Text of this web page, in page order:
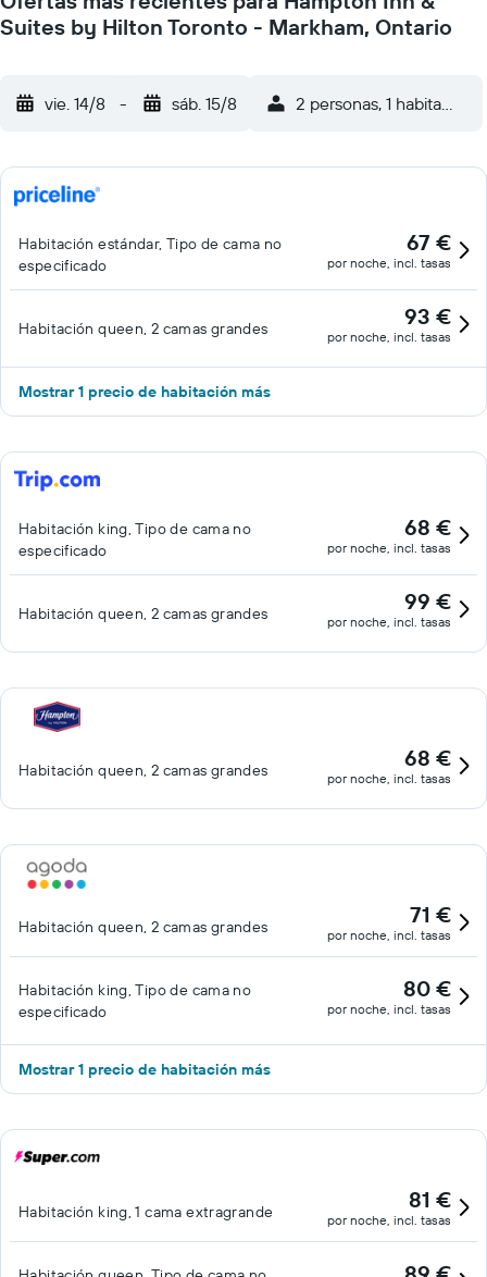
limpieza todos los días y es posible solicitar secador de pelo. Los
servicios de ocio y esparcimiento en este hotel incluyen una
Suites by Hilton Toronto - Markham, Ontario
vie. 14/8 - sáb. 15/8 2 personas, 1 habitación
Habitación estándar, Tipo de cama no
especificado
67 €
por noche, incl. tasas
Habitación queen, 2 camas grandes 93 €
por noche, incl. tasas
Mostrar 1 precio de habitación más
Habitación king, Tipo de cama no
especificado
68 €
por noche, incl. tasas
Habitación queen, 2 camas grandes 99 €
por noche, incl. tasas
Habitación queen, 2 camas grandes 68 €
por noche, incl. tasas
Habitación queen, 2 camas grandes 71 €
por noche, incl. tasas
Habitación king, Tipo de cama no
especificado
80 €
por noche, incl. tasas
Mostrar 1 precio de habitación más
Habitación king, 1 cama extragrande 81 €
por noche, incl. tasas